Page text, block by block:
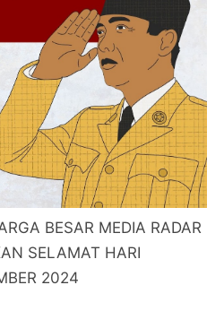
BESAR MEDIA RADAR
SELAMAT HARI
2024